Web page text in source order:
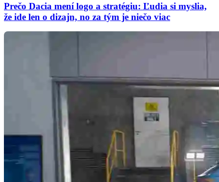
Prečo Dacia mení logo a stratégiu: Ľudia si myslia,
že ide len o dizajn, no za tým je niečo viac